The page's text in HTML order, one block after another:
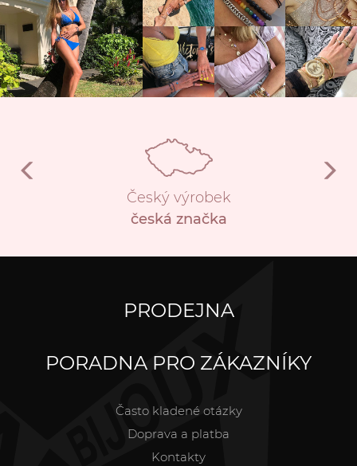
Český výrobek
česká značka
PRODEJNA
PORADNA PRO ZÁKAZNÍKY
Často kladené otázky
Doprava a platba
Kontakty